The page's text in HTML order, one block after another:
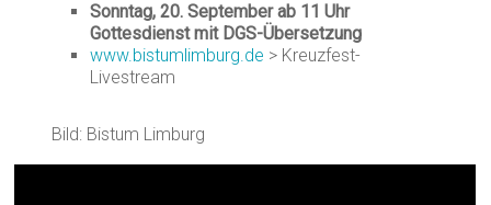
Sonntag, 20. September ab 11 Uhr
Gottesdienst mit DGS-Übersetzung
www.bistumlimburg.de > Kreuzfest-
Livestream
Bild: Bistum Limburg